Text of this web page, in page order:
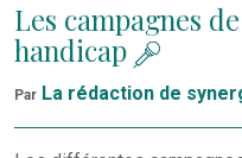
Les campagnes
handicap
Par La rédaction de